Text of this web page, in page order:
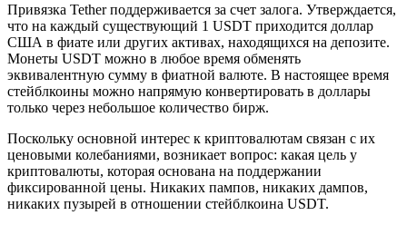
Привязка Tether поддерживается за счет залога. Утверждается,
что на каждый существующий 1 USDT приходится доллар
США в фиате или других активах, находящихся на депозите.
Монеты USDT можно в любое время обменять
эквивалентную сумму в фиатной валюте. В настоящее время
стейблкоины можно напрямую конвертировать в доллары
только через небольшое количество бирж.
Поскольку основной интерес к криптовалютам связан с их
ценовыми колебаниями, возникает вопрос: какая цель у
криптовалюты, которая основана на поддержании
фиксированной цены. Никаких пампов, никаких дампов,
никаких пузырей в отношении стейблкоина USDT.